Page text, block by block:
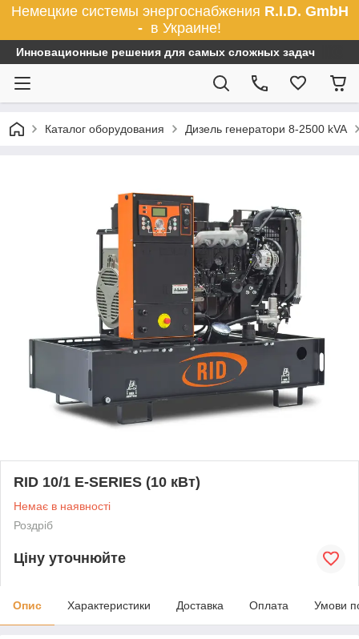
Немецкие системы энергоснабжения R.I.D. GmbH
- в Украине!
Инновационные решения для самых сложных задач
Каталог оборудования Дизель генератори 8-2500 kVA
RID 10/1 E-SERIES (10 кВт)
Немає в наявності
Роздріб
Ціну уточнюйте
Опис Характеристики Доставка Оплата Умови